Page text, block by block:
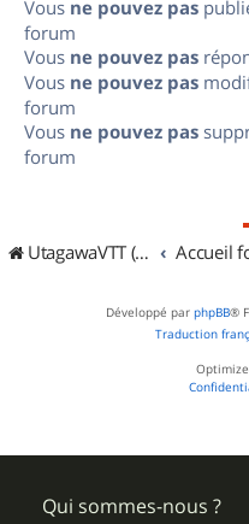
Vous ne pouvez pas
forum
Vous ne pouvez pas
Vous ne pouvez pas
forum
Vous ne pouvez pas
forum
UtagawaVTT (Randos VTT et VTTAE avec traces GPS) Accueil
Développé par phpBB®
Traduction
Qui sommes-nous ?